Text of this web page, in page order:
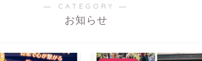
― CATEGORY ―
お知らせ